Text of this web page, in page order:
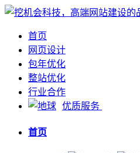
首页
网页设计
包年优化
整站优化
行业合作
优质服务
首页